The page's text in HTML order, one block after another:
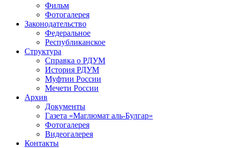
Фильм
Фотогалерея
Законодательство
Федеральное
Республиканское
Структура
Справка о РДУМ
История РДУМ
Муфтии России
Мечети России
Архив
Документы
Газета «Маглюмат аль-Булгар»
Фотогалерея
Видеогалерея
Контакты